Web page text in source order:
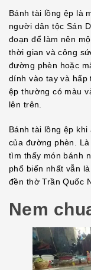
Bánh tài lồng ệp là
người dân tộc Sán
đoạn để làm nên
thời gian và công
đường phèn hoặc
dính vào tay và hấp
ệp thường có màu
lên trên.
Bánh tài lồng ệp
của đường phèn.
tìm thấy món bánh
phổ biến nhất vẫn
đền thờ Trần Quốc
Nem